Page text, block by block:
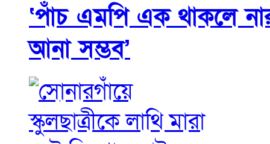
‘পাঁচ এমপি এক থাকলে
আনা সম্ভব’